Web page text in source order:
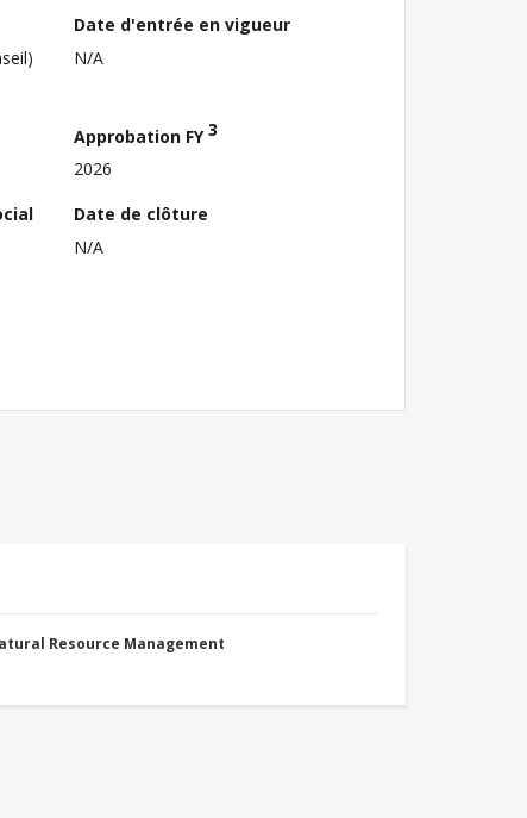
Date d'entrée en vigueur
N/A
Approbation FY3
2026
Date de clôture
N/A
Resource Management